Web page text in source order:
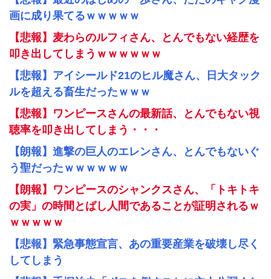
画に成り果てるｗｗｗｗｗ
【悲報】麦わらのルフィさん、とんでもない経歴を
叩き出してしまうｗｗｗｗｗｗ
【悲報】アイシールド21のヒル魔さん、日大タック
ルを超える畜生だったｗｗｗ
【悲報】ワンピースさんの最新話、とんでもない視
聴率を叩き出してしまう・・・
【朗報】進撃の巨人のエレンさん、とんでもないぐ
う聖だったｗｗｗｗｗｗ
【朗報】ワンピースのシャンクスさん、「トキトキ
の実」の時間とばし人間であることが証明されるｗ
ｗｗｗｗｗ
【悲報】緊急事態宣言、あの重要産業を破壊し尽く
してしまう